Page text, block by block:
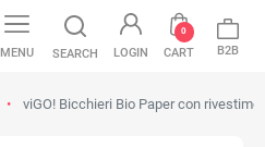
MENU SEARCH LOGIN CART
0
B2B
viGO! Bicchieri Bio Paper con